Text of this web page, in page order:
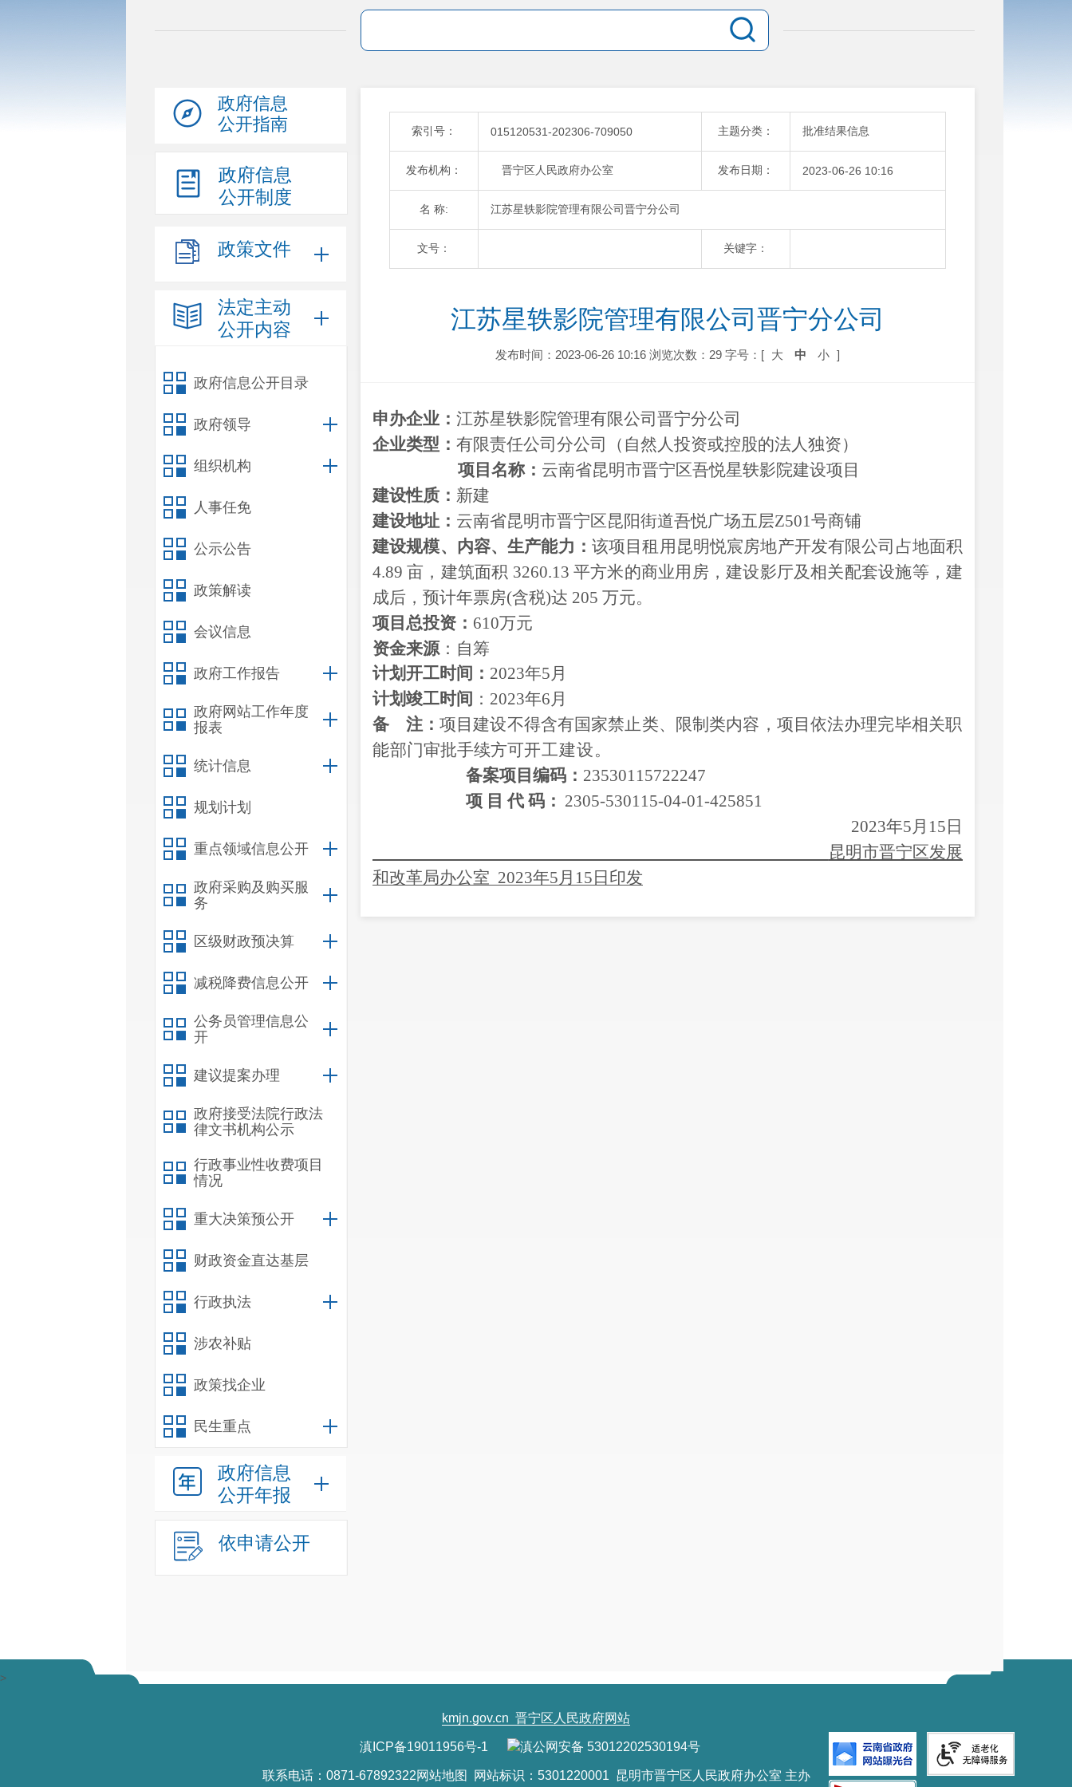
政府信息
公开指南
政府信息
公开制度
政策文件
法定主动
公开内容
政府信息公开目录
政府领导
组织机构
人事任免
公示公告
政策解读
会议信息
政府工作报告
政府网站工作年度
报表
统计信息
规划计划
重点领域信息公开
政府采购及购买服
务
区级财政预决算
减税降费信息公开
公务员管理信息公
开
建议提案办理
政府接受法院行政法
律文书机构公示
行政事业性收费项目
情况
重大决策预公开
财政资金直达基层
行政执法
涉农补贴
政策找企业
民生重点
政府信息
公开年报
依申请公开
索引号： 015120531-202306-709050 主题分类： 批准结果信息
发布机构： 晋宁区人民政府办公室 发布日期： 2023-06-26 10:16
名 称: 江苏星轶影院管理有限公司晋宁分公司
文号： 关键字：
江苏星轶影院管理有限公司晋宁分公司
发布时间：2023-06-26 10:16 浏览次数：29 字号：[ 大 中 小 ]
申办企业： 江苏星轶影院管理有限公司晋宁分公司
企业类型： 有限责任公司分公司（自然人投资或控股的法人独资）
项目名称： 云南省昆明市晋宁区吾悦星轶影院建设项目
建设性质： 新建
建设地址： 云南省昆明市晋宁区昆阳街道吾悦广场五层Z501号商铺
建设规模、 内容、生产能力： 该项目租用昆明悦宸房地产开发有限公司占地面积
4.89 亩，建筑面积 3260.13 平方米的商业用房，建设影厅及相关配套设施等，建
成后，预计年票房(含税)达 205 万元。
项目总投资： 610万元
资金来源：自筹
计划开工时间： 2023年5月
计划竣工时间 ： 2023年6月
备
注： 项目建设不得含有国家禁止类、限制类内容，项目依法办理完毕相关职
能部门审批手续方可开工建设。
备案项目编码： 23530115722247
项 目 代 码 ： 2305-530115-04-01-425851
2023年5月15日
昆明市晋宁区发展
和改革局办公室 2023年5月 15 日印发
>
kmjn.gov.cn 晋宁区人民政府网站
滇ICP备19011956号-1 滇公网安备 53012202530194号
联系电话：0871-67892322网站地图 网站标识：5301220001 昆明市晋宁区人民政府办公室 主办